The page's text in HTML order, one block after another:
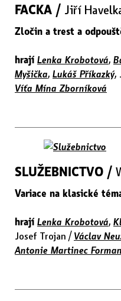
FACKA / Jiří
Zločin a trest a
hrajíLenka Krobotová,
Myšička, Lukáš Příkazký,
Víťa Mína Zborníková
SLUŽEBNICTVO /
Variace na klasické
hrajíLenka Krobotová,
Josef Trojan /Václav
Antonie Martinec